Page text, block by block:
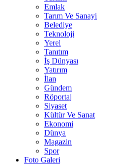
Emlak
Tarım Ve Sanayi
Belediye
Teknoloji
Yerel
Tanıtım
İş Dünyası
Yatırım
İlan
Gündem
Röportaj
Siyaset
Kültür Ve Sanat
Ekonomi
Dünya
Magazin
Spor
Foto Galeri